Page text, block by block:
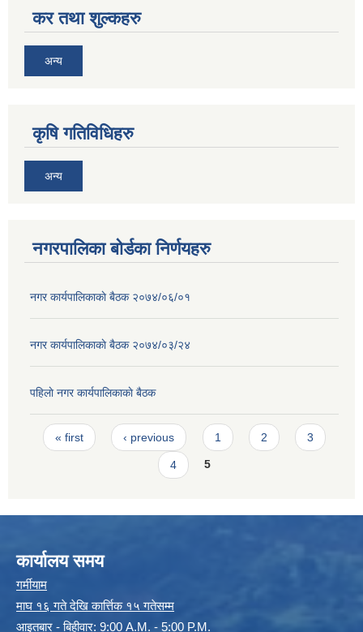
कर तथा शुल्कहरु
अन्य
कृषि गतिविधिहरु
अन्य
नगरपालिका बोर्डका निर्णयहरु
नगर कार्यपालिकाकाे बैठक २०७४/०६/०१
नगर कार्यपालिकाकाे बैठक २०७४/०३/२४
पहिलाे नगर कार्यपालिकाकाे बैठक
Pages
« first ‹ previous 1 2 3
4 5
कार्यालय समय
गर्मीयाम
माघ १६ गते देखि कार्त्तिक १५ गतेसम्म
आइतबार - बिहीवार: 9:00 A.M. - 5:00 P.M.